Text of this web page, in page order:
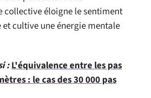
collective éloigne le sentiment
cultive une énergie mentale
:L'équivalence entre les pas
: le cas des 30 000 pas